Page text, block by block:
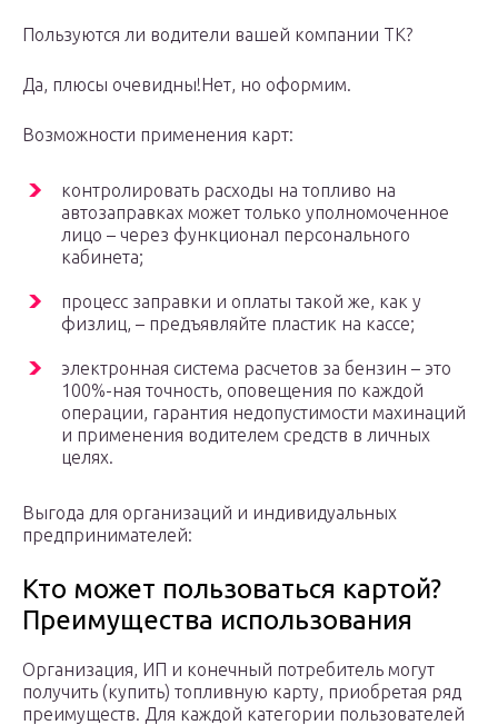
Пользуются ли водители вашей компании ТК?
Да, плюсы очевидны!Нет, но оформим.
Возможности применения карт:
контролировать расходы на топливо на
автозаправках может только уполномоченное
лицо – через функционал персонального
кабинета;
процесс заправки и оплаты такой же, как у
физлиц, – предъявляйте пластик на кассе;
электронная система расчетов за бензин – это
100%-ная точность, оповещения по каждой
операции, гарантия недопустимости махинаций
и применения водителем средств в личных
целях.
Выгода для организаций и индивидуальных
предпринимателей:
Кто может пользоваться картой?
Преимущества использования
Организация, ИП и конечный потребитель могут
получить (купить) топливную карту, приобретая ряд
преимуществ. Для каждой категории пользователей